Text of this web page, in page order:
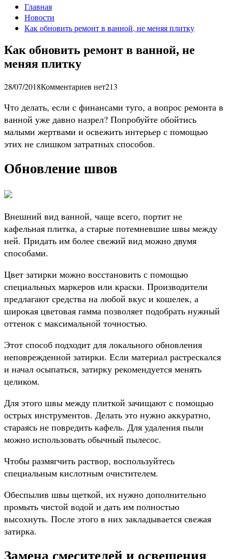
Главная
Новости
Как обновить ремонт в ванной, не меняя плитку
Как обновить ремонт в ванной, не
меняя плитку
28/07/2018Комментариев нет213
Что делать, если с финансами туго, а вопрос ремонта в
ванной уже давно назрел? Попробуйте обойтись
малыми жертвами и освежить интерьер с помощью
этих не слишком затратных способов.
Обновление швов
Внешний вид ванной, чаще всего, портит не
кафельная плитка, а старые потемневшие швы между
ней. Придать им более свежий вид можно двумя
способами.
Цвет затирки можно восстановить с помощью
специальных маркеров или краски. Производители
предлагают средства на любой вкус и кошелек, а
широкая цветовая гамма позволяет подобрать нужный
оттенок с максимальной точностью.
Этот способ подходит для локального обновления
неповрежденной затирки. Если материал растрескался
и начал осыпаться, затирку рекомендуется менять
целиком.
Для этого швы между плиткой зачищают с помощью
острых инструментов. Делать это нужно аккуратно,
стараясь не повредить кафель. Для удаления пыли
можно использовать обычный пылесос.
Чтобы размягчить раствор, воспользуйтесь
специальным кислотным очистителем.
Обеспылив швы щеткой, их нужно дополнительно
промыть чистой водой и дать им полностью
высохнуть. После этого в них закладывается свежая
затирка.
Замена смесителей и освещения